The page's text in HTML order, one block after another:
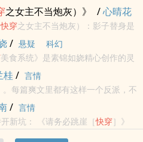
之女主不当炮灰）》 /心晴花
快穿之女主不当炮灰）：影子替身是
面姐妹。。。。。。女主成了炮
当炮灰，要崛起！
/ 悬疑
科幻
美食系统》是素锦如娆精心创作的灵
系统最新章节并且提供无弹窗阅
论，并不代表八二小说网赞同或者
桂 / 言情
。每篇爽文里都有这样一个反派，不
降智作死，最后沦为踏脚石悲惨收
，管你是气运之子还是逆天改命，
/ 言情
统让我努力花钱》<br> 待开新坑： 《请务必跳崖［快穿］》
萌文： 《跳崖不要瞄准我的田[